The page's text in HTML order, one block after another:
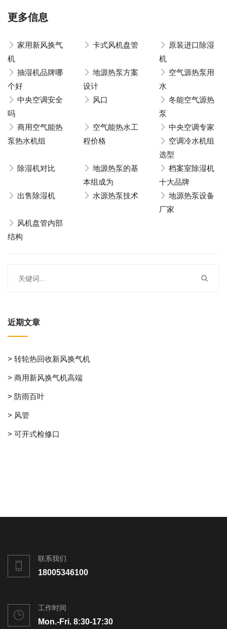
更多信息
家用新风换气
机
卡式风机盘管
原装进口除湿
机
抽湿机品牌哪
个好
地源热泵方案
设计
空气源热泵用
水
中央空调安全
吗
风口
冬能空气源热
泵
商用空气能热
泵热水机组
空气能热水工
程价格
中央空调专家
空调冷水机组
选型
除湿机对比
地源热泵的基
本组成为
档案室除湿机
十大品牌
出售除湿机
水源热泵技术
地源热泵设备
厂家
风机盘管内部
结构
近期文章
> 转轮热回收新风换气机
> 商用新风换气机高端
> 防雨百叶
> 风管
> 可开式检修口
联系我们
18005346100
工作时间
Mon.-Fri. 8:30-17:30